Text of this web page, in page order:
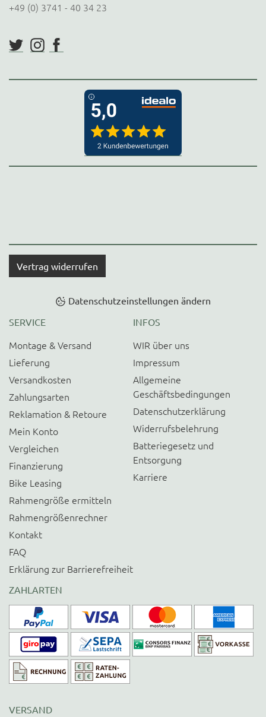
+49 (0) 3741 - 40 34 23
Vertrag widerrufen
Datenschutzeinstellungen ändern
SERVICE
Montage & Versand
Lieferung
Versandkosten
Zahlungsarten
Reklamation & Retoure
Mein Konto
Vergleichen
Finanzierung
Bike Leasing
Rahmengröße ermitteln
Rahmengrößenrechner
Kontakt
FAQ
Erklärung zur Barrierefreiheit
INFOS
WIR über uns
Impressum
Allgemeine
Geschäftsbedingungen
Datenschutzerklärung
Widerrufsbelehrung
Batteriegesetz und
Entsorgung
Karriere
ZAHLARTEN
VERSAND